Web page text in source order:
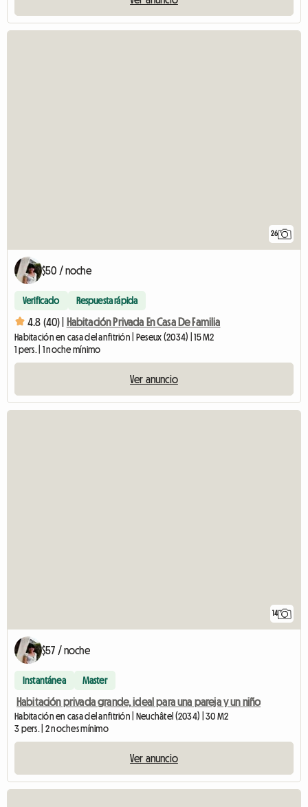
26
$50 / noche
Verificado Respuesta rápida
4.8 (40) | Habitación Privada En Casa De Familia
Habitación en casa del anfitrión | Peseux (2034) | 15 M2
1 pers. | 1 noche mínimo
Ver anuncio
14
$57 / noche
Instantánea Master
Habitación privada grande, ideal para una pareja y un niño
Habitación en casa del anfitrión | Neuchâtel (2034) | 30 M2
3 pers. | 2 noches mínimo
Ver anuncio